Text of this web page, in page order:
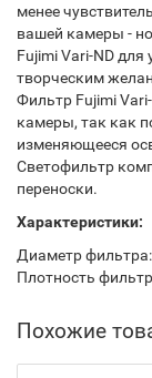
менее
вашей камеры - но
Fujimi Vari-ND
творческим
Фильтр Fujimi
камеры, так как
изменяющееся
Светофильтр
переноски.
Характеристики:
Диаметр
Плотность
Похожие